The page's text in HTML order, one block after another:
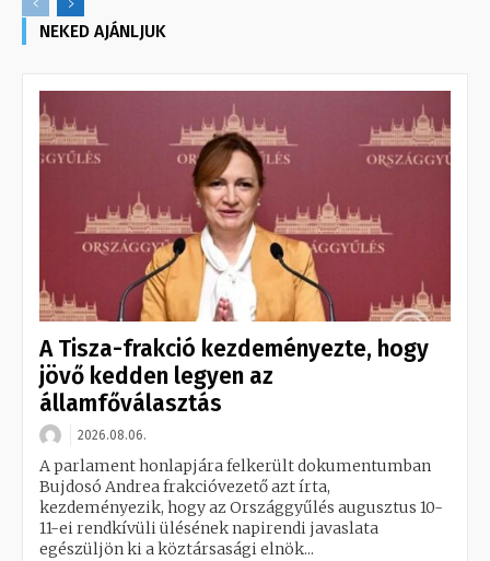
NEKED AJÁNLJUK
A Tisza-frakció kezdeményezte, hogy
jövő kedden legyen az
államfőválasztás
2026.08.06.
A parlament honlapjára felkerült dokumentumban
Bujdosó Andrea frakcióvezető azt írta,
kezdeményezik, hogy az Országgyűlés augusztus 10-
11-ei rendkívüli ülésének napirendi javaslata
egészüljön ki a köztársasági elnök...